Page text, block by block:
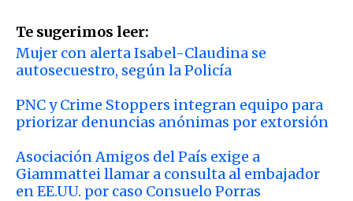
Te sugerimos leer:
Mujer con alerta Isabel-Claudina se
autosecuestro, según la Policía
PNC y Crime Stoppers integran equipo para
priorizar denuncias anónimas por extorsión
Asociación Amigos del País exige a
Giammattei llamar a consulta al embajador
en EE.UU. por caso Consuelo Porras